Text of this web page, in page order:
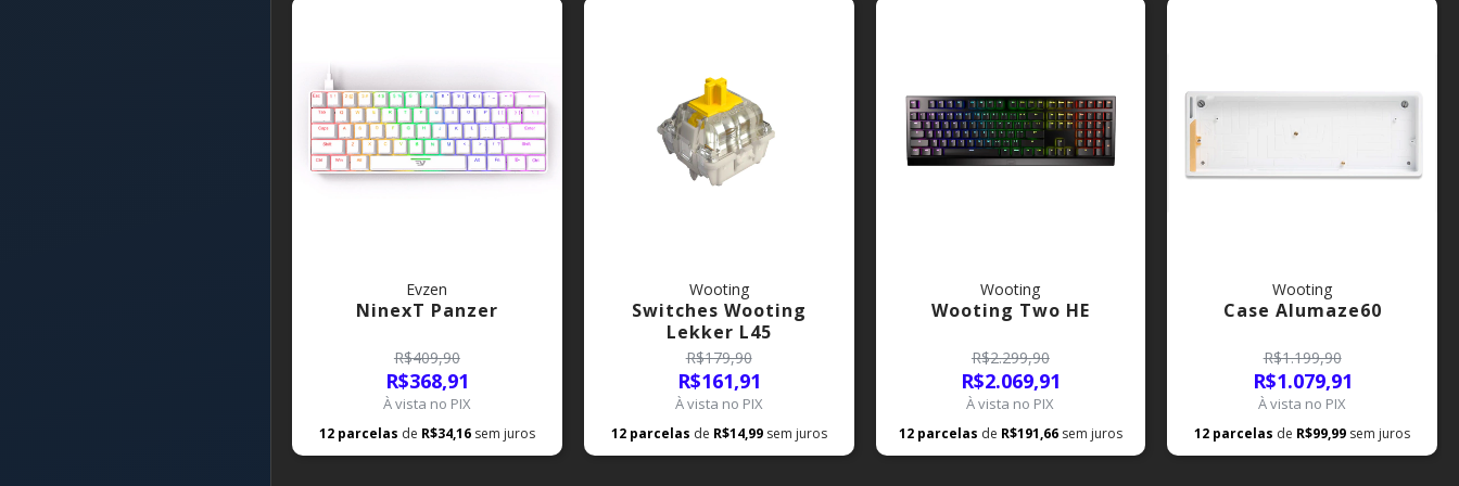
Evzen
NinexT Panzer
R$409,90
R$368,91
À vista no PIX
12 parcelas de R$34,16 sem juros
Wooting
Switches Wooting
Lekker L45
R$179,90
R$161,91
À vista no PIX
12 parcelas de R$14,99 sem juros
Wooting
Wooting Two HE
R$2.299,90
R$2.069,91
À vista no PIX
12 parcelas de R$191,66 sem juros
Wooting
Case Alumaze60
R$1.199,90
R$1.079,91
À vista no PIX
12 parcelas de R$99,99 sem juros